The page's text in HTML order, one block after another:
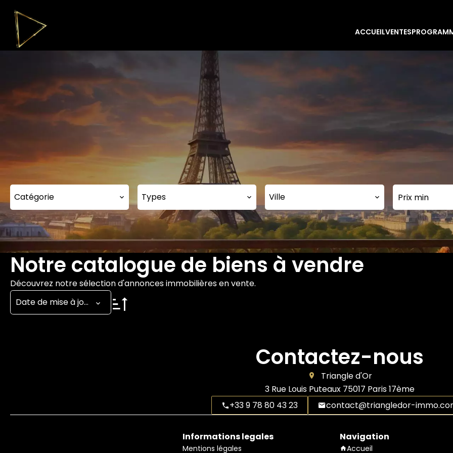
ACCUEILVENTES
Catégorie Types Ville
Notre catalogue de biens à vendre
Découvrez notre sélection d'annonces immobilières en vente.
Date de mise à jour
Contactez-nous
Triangle d'Or
3 Rue Louis Puteaux 75017 Paris 17ème
+33 9 78 80 43 23
contact@triangledor-
Informations legales
Mentions légales
Navigation
Accueil